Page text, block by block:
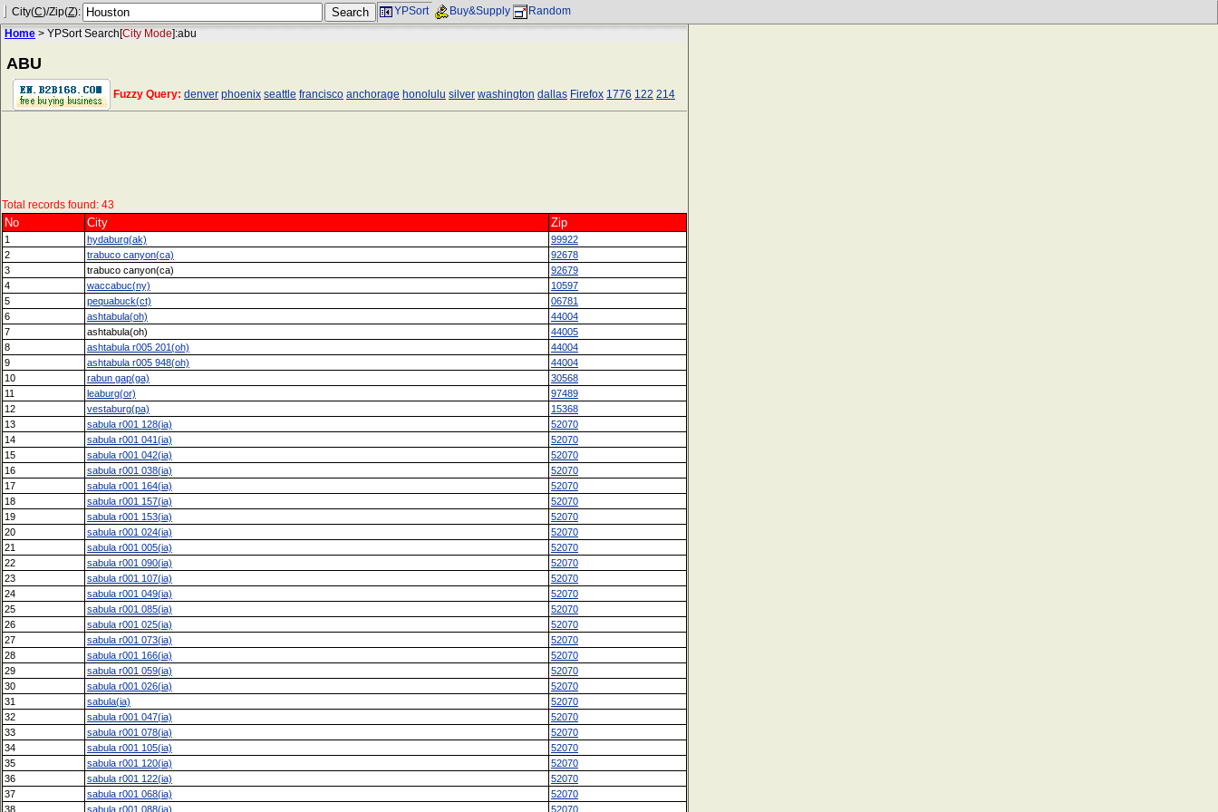
City(C)/Zip(Z): YPSort Buy&Supply
Random
Home > YPSort Search[City Mode]:abu
ABU
Fuzzy Query: denver phoenix seattle francisco anchorage honolulu silver washington dallas Firefox 1776 122 214
Total records found: 43
No City Zip
1 hydaburg(ak)
99922
2
trabuco canyon(ca)
92678
3
trabuco canyon(ca)
92679
4
waccabuc(ny)
10597
5
pequabuck(ct)
06781
6
ashtabula(oh)
44004
7
ashtabula(oh)
44005
8
ashtabula r005 201(oh)
44004
9
ashtabula r005 948(oh)
44004
10
rabun gap(ga)
30568
11
leaburg(or)
97489
12
vestaburg(pa)
15368
13
sabula r001 128(ia)
52070
14
sabula r001 041(ia)
52070
15
sabula r001 042(ia)
52070
16
sabula r001 038(ia)
52070
17
sabula r001 164(ia)
52070
18
sabula r001 157(ia)
52070
19
sabula r001 153(ia)
52070
20
sabula r001 024(ia)
52070
21
sabula r001 005(ia)
52070
22
sabula r001 090(ia)
52070
23
sabula r001 107(ia)
52070
24
sabula r001 049(ia)
52070
25
sabula r001 085(ia)
52070
26
sabula r001 025(ia)
52070
27
sabula r001 073(ia)
52070
28
sabula r001 166(ia)
52070
29
sabula r001 059(ia)
52070
30
sabula r001 026(ia)
52070
31
sabula(ia)
52070
32
sabula r001 047(ia)
52070
33
sabula r001 078(ia)
52070
34
sabula r001 105(ia)
52070
35
sabula r001 120(ia)
52070
36
sabula r001 122(ia)
52070
37
sabula r001 068(ia)
52070
38
sabula r001 088(ia) 52070